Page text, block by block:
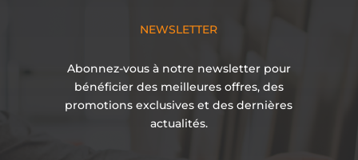
NEWSLETTER
Abonnez-vous à notre newsletter pour
bénéficier des meilleures offres, des
promotions exclusives et des dernières
actualités.